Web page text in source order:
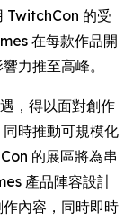
TwitchCon 的受
在每款作品開
力推至高峰。
，得以面對創作
時推動可規模化
的展區將為串
產品陣容設計
內容，同時即時